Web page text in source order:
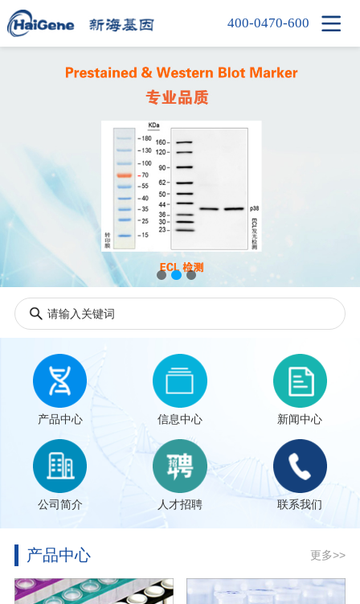
产品中心
公司简介
人才招聘
400-0470-600 
产品中心 信息中心 新闻中心
公司简介 人才招聘 联系我们
产品中心 更多>>